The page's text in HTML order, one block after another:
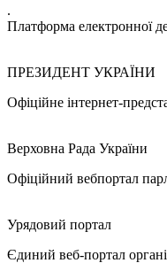
.
Платформа електронної
ПРЕЗИДЕНТ УКРАЇНИ
Офіційне інтернет-
Верховна Рада України
Офіційний вебпортал
Урядовий портал
Єдиний веб-портал